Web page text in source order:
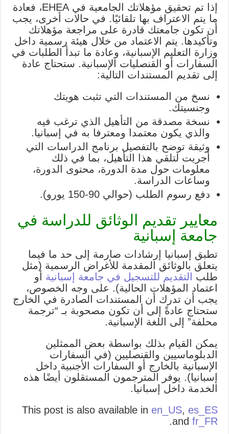
إذا تم تحقيق مؤهلاتك الجامعية في EHEA، فعادة
ما يتم الاعتراف بها تلقائيًا. في حالات أخرى، يجب
أن تكون جامعتك قادرة على مراجعة مؤهلاتك
وتأكيدها. يتم الاعتماد من خلال هيئة رسمية داخل
وزارة التعليم الإسبانية، وعادة ما تبدأ الطلبات في
السفارات أو القنصليات الإسبانية. ستحتاج عادة
إلى تقديم المستندات التالية:
نسخ من المستندات التي تثبت هويتك
وجنسيتك.
نسخة مصدقة من التأهيل الذي ترغب فيه
والذي يكون معتمدا ومعترفا به في إسبانيا.
وثيقة توضح بالتفصيل برنامج الدراسات التي
أجريت لتلقي هذا التأهيل، بما في ذلك
معلومات حول مدة الدورة، محتوى الدورة،
وساعات الدراسة.
دفع رسوم الطلب (حوالي 90-150 يورو).
معايير تقديم الوثائق للدراسة في
جامعة إسبانية
تطبق إسبانيا إرشادات صارمة إلى حد ما فيما
يتعلق بالوثائق المقدمة للأغراض الرسمية (مثل
طلب
التقديم للتسجيل في جامعة إسبانية أو
اعتماد المؤهلات الحالية). على وجه الخصوص،
يجب أن تدرك أن المستندات الصادرة في الخارج
ستحتاج عادةً إلى أن تكون مصحوبة بـ “ترجمة
محلفة” إلى اللغة الإسبانية.
يمكن القيام بذلك بواسطة بعض الممثلين
الدبلوماسيين والقنصليين (في السفارات
الإسبانية بالخارج أو السفارات الأجنبية داخل
إسبانيا). يوفر المترجمون المستقلون أيضًا هذه
الخدمة داخل إسبانيا.
This post is also available in en_US, es_ES
and fr_FR
.